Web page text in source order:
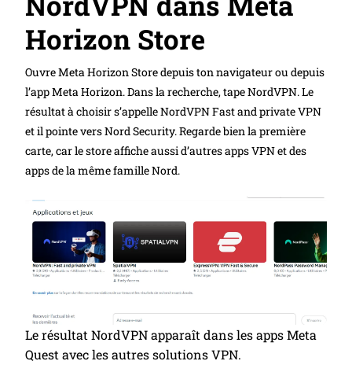
Horizon Store
Ouvre Meta Horizon Store depuis ton navigateur ou depuis
l’app Meta Horizon. Dans la recherche, tape NordVPN. Le
résultat à choisir s’appelle NordVPN Fast and private VPN
et il pointe vers Nord Security. Regarde bien la première
carte, car le store affiche aussi d’autres apps VPN et des
apps de la même famille Nord.
Le résultat NordVPN apparaît dans les apps Meta
Quest avec les autres solutions VPN.